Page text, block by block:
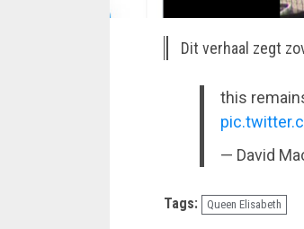
Dit verhaal zegt
this
— David
Tags: Queen Elisabeth